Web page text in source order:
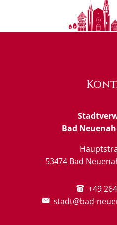
Bad
53474 Bad
+49
stadt@bad-